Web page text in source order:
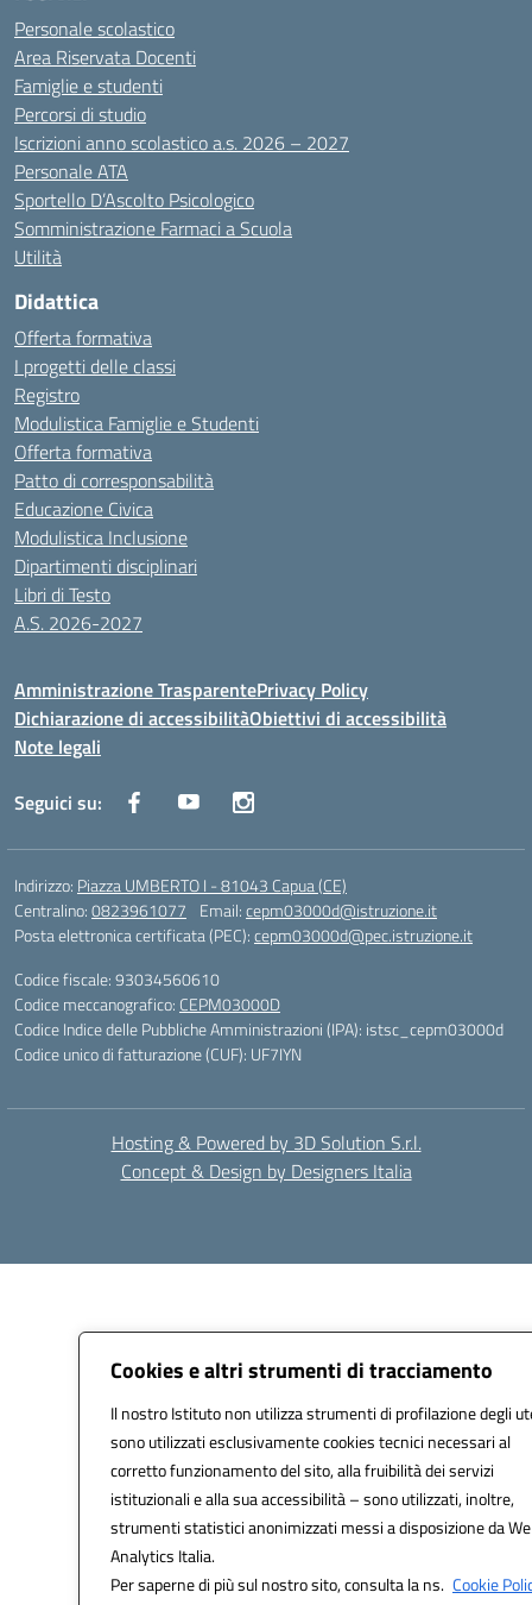
Cookies e altri strumenti di tracciamento
Il nostro Istituto non utilizza strumenti di profilazione degli
sono utilizzati esclusivamente cookies tecnici necessari al
corretto funzionamento del sito, alla fruibilità dei servizi
istituzionali e alla sua accessibilità – sono utilizzati, inoltre,
strumenti statistici anonimizzati messi a disposizione da
Analytics Italia.
Per saperne di più sul nostro sito, consulta la ns. Cookie
Personale scolastico
Area Riservata Docenti
Famiglie e studenti
Percorsi di studio
Iscrizioni anno scolastico a.s. 2026 – 2027
Personale ATA
Sportello D’Ascolto Psicologico
Somministrazione Farmaci a Scuola
Utilità
Didattica
Offerta formativa
I progetti delle classi
Registro
Modulistica Famiglie e Studenti
Offerta formativa
Patto di corresponsabilità
Educazione Civica
Modulistica Inclusione
Dipartimenti disciplinari
Libri di Testo
A.S. 2026-2027
Amministrazione TrasparentePrivacy Policy
Dichiarazione di accessibilitàObiettivi di accessibilità
Note legali
Seguici su:
Indirizzo: Piazza UMBERTO I - 81043 Capua (CE)
Centralino:0823961077 Email:cepm03000d@istruzione.it
Posta elettronica certificata (PEC):cepm03000d@pec.istruzione.it
Codice fiscale: 93034560610
Codice meccanografico: CEPM03000D
Codice Indice delle Pubbliche Amministrazioni (IPA): istsc_cepm03000d
Codice unico di fatturazione (CUF): UF7IYN
Hosting & Powered by 3D Solution S.r.l.
Concept & Design by Designers Italia